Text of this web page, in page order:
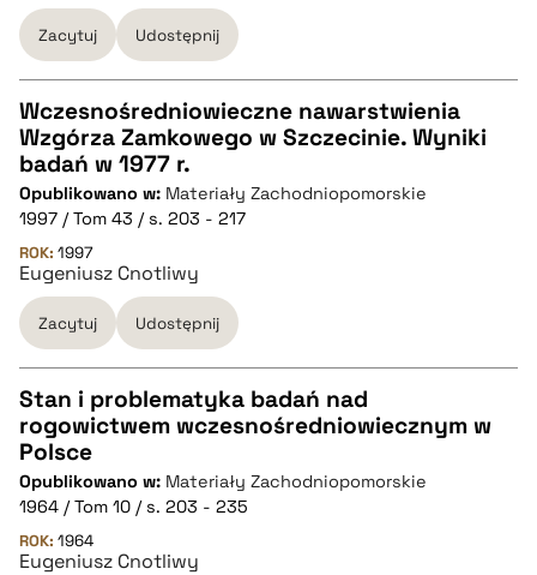
BIBTEX
pobierz cytat
Zacytuj Udostępnij
CZYSTY TEKST
pobierz cytat
BIBTEX
pobierz cytat
Wczesnośredniowieczne nawarstwienia
Wzgórza Zamkowego w Szczecinie. Wyniki
badań w 1977 r.
Opublikowano w: Materiały Zachodniopomorskie
1997 / Tom 43 / s. 203 - 217
ROK: 1997
Eugeniusz Cnotliwy
Zacytuj Udostępnij
CZYSTY TEKST
pobierz cytat
Stan i problematyka badań nad
rogowictwem wczesnośredniowiecznym w
Polsce
Opublikowano w: Materiały Zachodniopomorskie
1964 / Tom 10 / s. 203 - 235
ROK: 1964
Eugeniusz Cnotliwy